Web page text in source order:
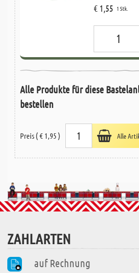
€ 1,55 1 Stk.
Alle Produkte für diese
bestellen
Preis ( € 1,95 ) Alle
ZAHLARTEN
auf Rechnung